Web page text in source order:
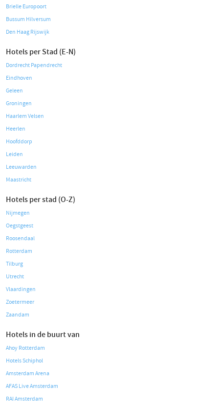
Brielle Europoort
Bussum Hilversum
Den Haag Rijswijk
Hotels per Stad (E-N)
Dordrecht Papendrecht
Eindhoven
Geleen
Groningen
Haarlem Velsen
Heerlen
Hoofddorp
Leiden
Leeuwarden
Maastricht
Hotels per stad (O-Z)
Nijmegen
Oegstgeest
Roosendaal
Rotterdam
Tilburg
Utrecht
Vlaardingen
Zoetermeer
Zaandam
Hotels in de buurt van
Ahoy Rotterdam
Hotels Schiphol
Amsterdam Arena
AFAS Live Amsterdam
RAI Amsterdam